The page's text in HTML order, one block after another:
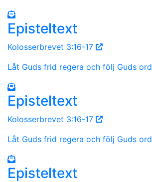
Episteltext
Kolosserbrevet 3:16-17
Låt Guds frid regera och följ Guds ord
Episteltext
Kolosserbrevet 3:16-17
Låt Guds frid regera och följ Guds ord
Episteltext